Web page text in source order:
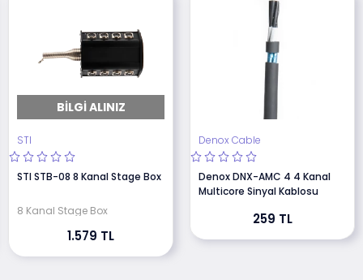
BILGI ALINIZ
STI
STI STB-08 8 Kanal Stage Box
8 Kanal Stage Box
1.579 TL
Denox Cable
Denox DNX-AMC 4 4 Kanal
Multicore Sinyal Kablosu
259 TL